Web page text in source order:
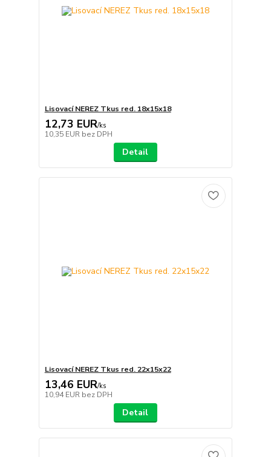
Lisovací NEREZ Tkus red. 18x15x18
12,73 EUR/ks
10,35 EUR bez DPH
Detail
Lisovací NEREZ Tkus red. 22x15x22
13,46 EUR/ks
10,94 EUR bez DPH
Detail